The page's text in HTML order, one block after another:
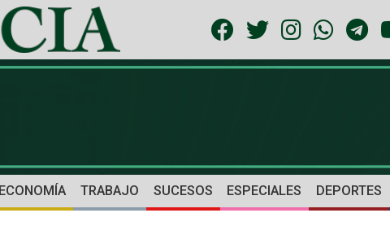
ECONOMÍA TRABAJO SUCESOS ESPECIALES DEPORTES